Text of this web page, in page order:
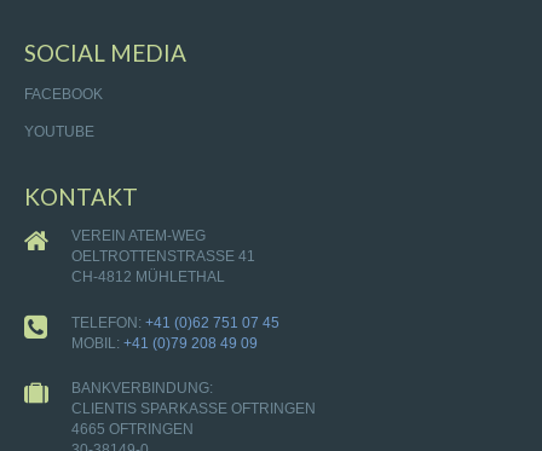
SOCIAL MEDIA
FACEBOOK
YOUTUBE
KONTAKT
VEREIN ATEM-WEG
OELTROTTENSTRASSE 41
CH-4812 MÜHLETHAL
TELEFON: +41 (0)62 751 07 45
MOBIL: +41 (0)79 208 49 09
BANKVERBINDUNG:
CLIENTIS SPARKASSE OFTRINGEN
4665 OFTRINGEN